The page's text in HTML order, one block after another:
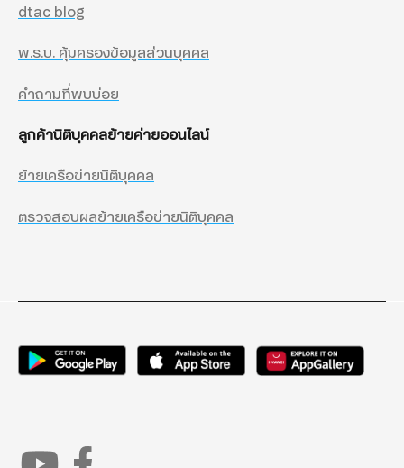
dtac blog
พ.ร.บ. คุ้มครองข้อมูลส่วนบุคคล
คำถามที่พบบ่อย
ลูกค้านิติบุคคลย้ายค่ายออนไลน์
ย้ายเครือข่ายนิติบุคคล
ตรวจสอบผลย้ายเครือข่ายนิติบุคคล